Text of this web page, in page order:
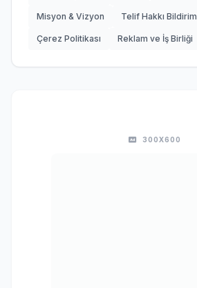
Misyon & Vizyon Telif Hakkı
Çerez Politikası Reklam ve İş Birliği
300X600